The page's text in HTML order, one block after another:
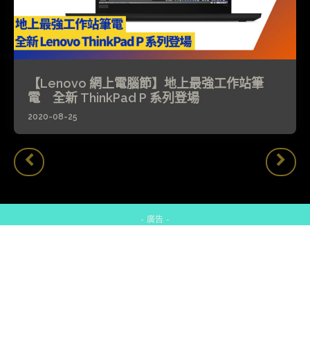
【Lenovo 網上電腦節】地上最強工作站筆
電 全新 ThinkPad P 系列登場
2020-08-25
- 廣告 -